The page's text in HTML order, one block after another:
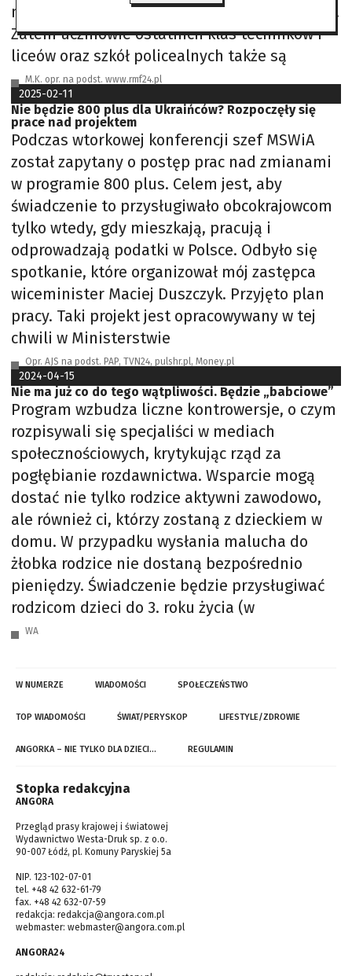
niepełnosprawność. Wiek liczy się rocznikowo.
Zatem uczniowie ostatnich klas techników i
liceów oraz szkół policealnych także są
M.K. opr. na podst. www.rmf24.pl
2025-02-11
Nie będzie 800 plus dla Ukraińców? Rozpoczęły się
prace nad projektem
Podczas wtorkowej konferencji szef MSWiA
został zapytany o postęp prac nad zmianami
w programie 800 plus. Celem jest, aby
świadczenie to przysługiwało obcokrajowcom
tylko wtedy, gdy mieszkają, pracują i
odprowadzają podatki w Polsce. Odbyło się
spotkanie, które organizował mój zastępca
wiceminister Maciej Duszczyk. Przyjęto plan
pracy. Taki projekt jest opracowywany w tej
chwili w Ministerstwie
Opr. AJS na podst. PAP, TVN24, pulshr.pl, Money.pl
2024-04-15
Nie ma już co do tego wątpliwości. Będzie „babciowe”
Program wzbudza liczne kontrowersje, o czym
rozpisywali się specjaliści w mediach
społecznościowych, krytykując rząd za
pogłębianie rozdawnictwa. Wsparcie mogą
dostać nie tylko rodzice aktywni zawodowo,
ale również ci, którzy zostaną z dzieckiem w
domu. W przypadku wysłania malucha do
żłobka rodzice nie dostaną bezpośrednio
pieniędzy. Świadczenie będzie przysługiwać
rodzicom dzieci do 3. roku życia (w
WA
W NUMERZE WIADOMOŚCI SPOŁECZEŃSTWO
TOP WIADOMOŚCI ŚWIAT/PERYSKOP LIFESTYLE/ZDROWIE
ANGORKA – NIE TYLKO DLA DZIECI… REGULAMIN
Stopka redakcyjna
ANGORA
Przegląd prasy krajowej i światowej
Wydawnictwo Westa-Druk sp. z o.o.
90-007 Łódź, pl. Komuny Paryskiej 5a
NIP. 123-102-07-01
tel. +48 42 632-61-79
fax. +48 42 632-07-59
redakcja: redakcja@angora.com.pl
webmaster: webmaster@angora.com.pl
ANGORA24